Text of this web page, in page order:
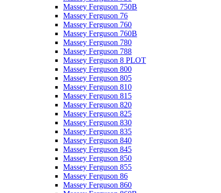
Massey Ferguson 750B
Massey Ferguson 76
Massey Ferguson 760
Massey Ferguson 760B
Massey Ferguson 780
Massey Ferguson 788
Massey Ferguson 8 PLOT
Massey Ferguson 800
Massey Ferguson 805
Massey Ferguson 810
Massey Ferguson 815
Massey Ferguson 820
Massey Ferguson 825
Massey Ferguson 830
Massey Ferguson 835
Massey Ferguson 840
Massey Ferguson 845
Massey Ferguson 850
Massey Ferguson 855
Massey Ferguson 86
Massey Ferguson 860